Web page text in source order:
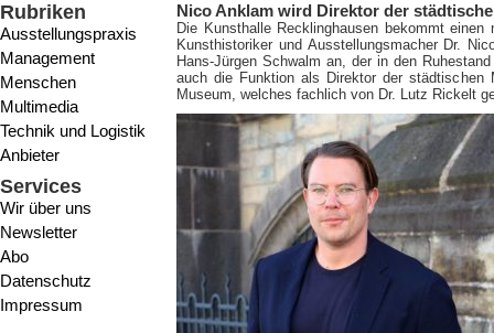
Rubriken
Ausstellungspraxis
Management
Menschen
Multimedia
Technik und Logistik
Anbieter
Services
Wir über uns
Newsletter
Abo
Datenschutz
Impressum
Nico Anklam wird Direktor der
Die Kunsthalle Recklinghausen bekommt
Kunsthistoriker und Ausstellungsmacher Dr.
Hans-Jürgen Schwalm an, der in den
auch die Funktion als Direktor der städtischen
Museum, welches fachlich von Dr. Lutz Rickelt